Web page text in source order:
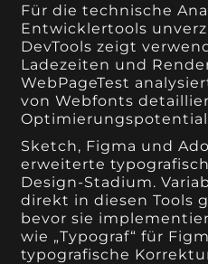
Für die technische
Entwicklertools
DevTools zeigt
Ladezeiten und
WebPageTest
von Webfonts
Sketch, Figma und
erweiterte
Design-Stadium.
direkt in diesen Tools
bevor sie
wie „Typograf“ für
typografische